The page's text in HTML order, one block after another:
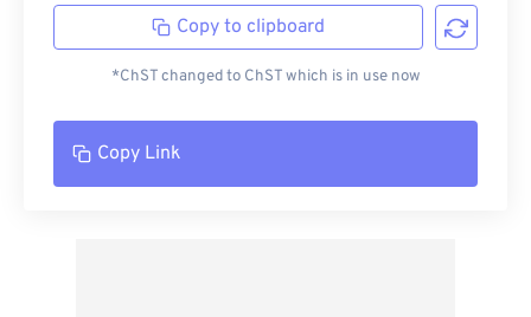
Copy to clipboard
*ChST changed to ChST which is in use now
Copy Link